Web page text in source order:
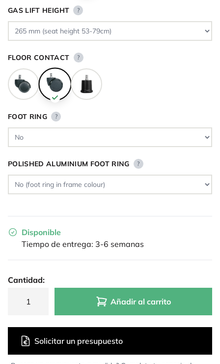
GAS LIFT HEIGHT ?
FLOOR CONTACT ?
FOOT RING ?
POLISHED ALUMINIUM FOOT RING ?
Disponible
Tiempo de entrega: 3-6 semanas
Cantidad:
Añadir al carrito
Solicitar un presupuesto